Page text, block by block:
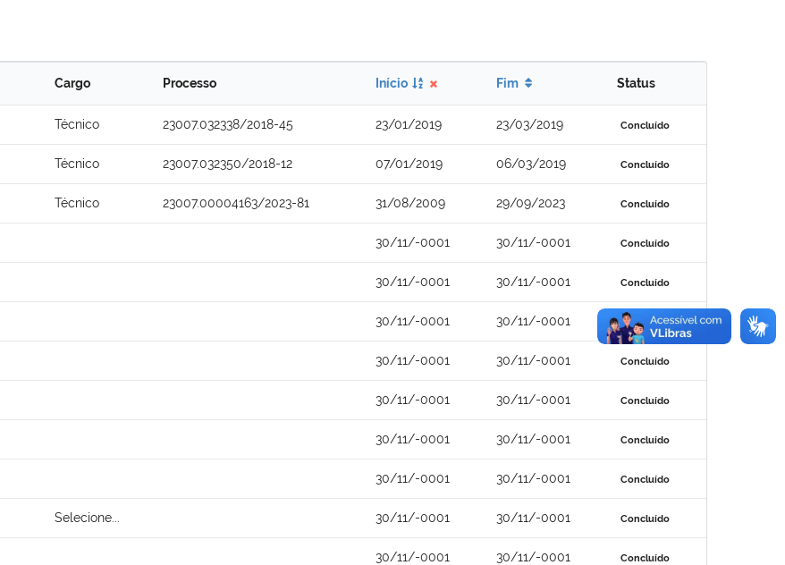
Cargo Processo Início Fim Status
Técnico 23007.032338/2018-45 23/01/2019 23/03/2019 Concluído
Técnico 23007.032350/2018-12 07/01/2019 06/03/2019 Concluído
Técnico 23007.00004163/2023-81 31/08/2009 29/09/2023 Concluído
30/11/-0001 30/11/-0001 Concluído
30/11/-0001 30/11/-0001 Concluído
30/11/-0001 30/11/-0001 Concluído
30/11/-0001 30/11/-0001 Concluído
30/11/-0001 30/11/-0001 Concluído
30/11/-0001 30/11/-0001 Concluído
30/11/-0001 30/11/-0001 Concluído
Selecione... 30/11/-0001 30/11/-0001 Concluído
30/11/-0001 30/11/-0001 Concluído